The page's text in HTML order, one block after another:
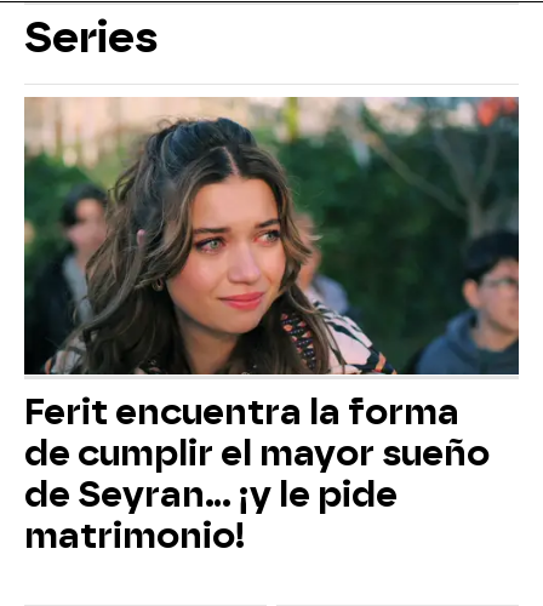
Series
Ferit encuentra la forma
de cumplir el mayor sueño
de Seyran... ¡y le pide
matrimonio!